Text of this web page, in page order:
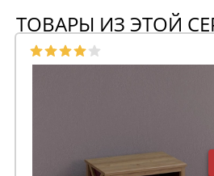
ТОВАРЫ ИЗ ЭТОЙ